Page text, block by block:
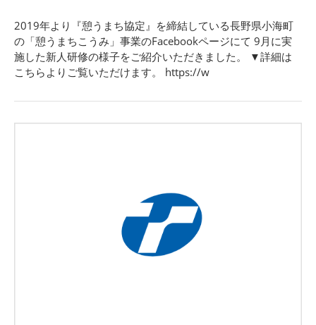
2019年より『憩うまち協定』を締結している長野県小海町
の「憩うまちこうみ」事業のFacebookページにて 9月に実
施した新人研修の様子をご紹介いただきました。 ▼詳細は
こちらよりご覧いただけます。 https://w